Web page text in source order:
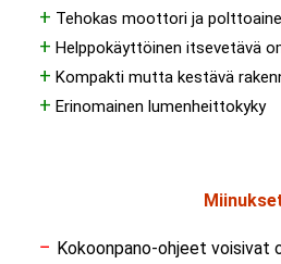
+ Tehokas moottori ja
+ Helppokäyttöinen itsevetävä
+ Kompakti mutta kestävä
+ Erinomainen lumenheittokyky
− Kokoonpano-ohjeet voisivat